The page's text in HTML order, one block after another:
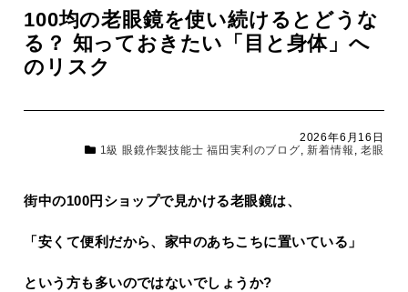
100均の老眼鏡を使い続けるとどうな
る？ 知っておきたい「目と身体」へ
のリスク
2026年6月16日
1級 眼鏡作製技能士 福田実利のブログ,新着情報 ,老眼
街中の100円ショップで見かける老眼鏡は、
「安くて便利だから、家中のあちこちに置いている」
という方も多いのではないでしょうか?